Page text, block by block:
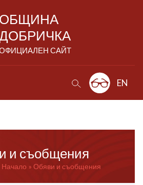
ОБЩИНА
САЙТ
EN
и съобщения
Начало Обяви и съобщения